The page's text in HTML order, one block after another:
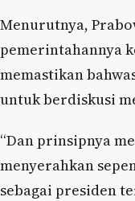
Menurutnya,
pemerintahannya
memastikan
untuk berdiskusi
“Dan prinsipnya
menyerahkan
sebagai presiden